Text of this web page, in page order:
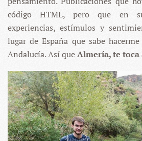
código HTML, pero que en
experiencias, estímulos y
lugar de España que sabe
Andalucía. Así queAlmería, te toca